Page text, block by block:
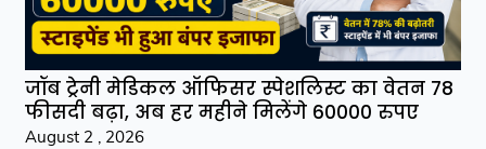
जॉब ट्रेनी मेडिकल ऑफिसर स्पेशलिस्ट का वेतन 78
फीसदी बढ़ा, अब हर महीने मिलेंगे 60000 रुपए
August 2 , 2026